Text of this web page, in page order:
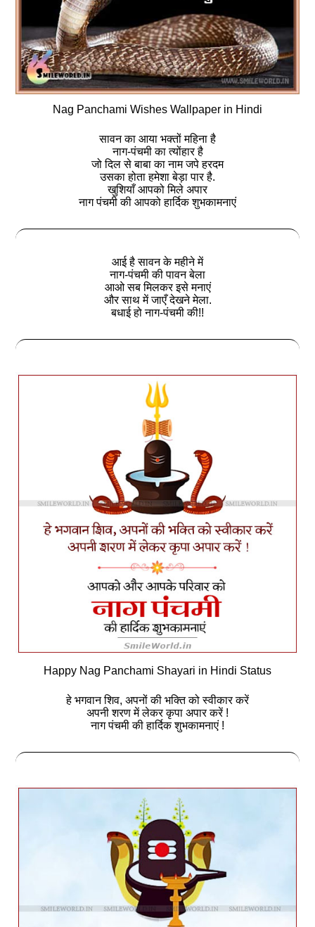
Nag Panchami Wishes Wallpaper in Hindi
सावन का आया भक्तों महिना है
नाग-पंचमी का त्योंहार है
जो दिल से बाबा का नाम जपे हरदम
उसका होता हमेशा बेड़ा पार है.
खुशियाँ आपको मिले अपार
नाग पंचमी की आपको हार्दिक शुभकामनाएं
आई है सावन के महीने में
नाग-पंचमी की पावन बेला
आओ सब मिलकर इसे मनाएं
और साथ में जाएँ देखने मेला.
बधाई हो नाग-पंचमी की!!
Happy Nag Panchami Shayari in Hindi Status
हे भगवान शिव, अपनों की भक्ति को स्वीकार करें
अपनी शरण में लेकर कृपा अपार करें !
नाग पंचमी की हार्दिक शुभकामनाएं !